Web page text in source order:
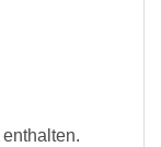
enthalten.